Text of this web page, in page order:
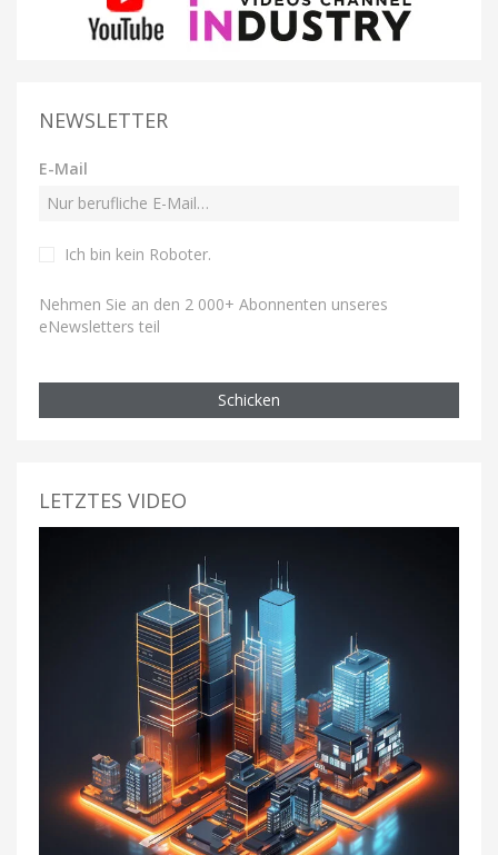
NEWSLETTER
E-Mail
Ich bin kein Roboter.
Nehmen Sie an den 2 000+ Abonnenten unseres
eNewsletters teil
Schicken
LETZTES VIDEO